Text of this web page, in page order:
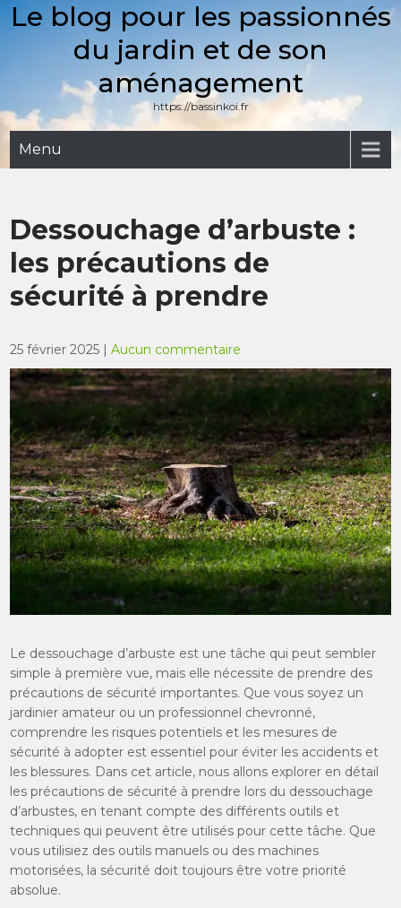
SkipLe blog pour les passionnés
du jardin et de son
aménagement
https://bassinkoi.fr
Menu
Dessouchage d’arbuste :
les précautions de
sécurité à prendre
25 février 2025 |Aucun commentaire
Le dessouchage d’arbuste est une tâche qui peut sembler
simple à première vue, mais elle nécessite de prendre des
précautions de sécurité importantes. Que vous soyez un
jardinier amateur ou un professionnel chevronné,
comprendre les risques potentiels et les mesures de
sécurité à adopter est essentiel pour éviter les accidents et
les blessures. Dans cet article, nous allons explorer en détail
les précautions de sécurité à prendre lors du dessouchage
d’arbustes, en tenant compte des différents outils et
techniques qui peuvent être utilisés pour cette tâche. Que
vous utilisiez des outils manuels ou des machines
motorisées, la sécurité doit toujours être votre priorité
absolue.